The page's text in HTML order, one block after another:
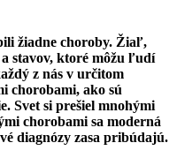
žiadne choroby. Žiaľ,
stavov, ktoré môžu ľudí
z nás v určitom
chorobami, ako sú
Svet si prešiel mnohými
chorobami sa moderná
diagnózy zasa pribúdajú.